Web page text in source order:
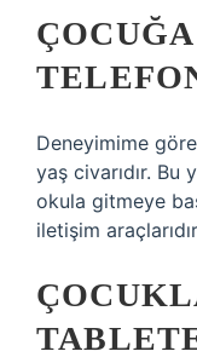
Deneyimime
yaş civarıdır. Bu
okula gitmeye
iletişim